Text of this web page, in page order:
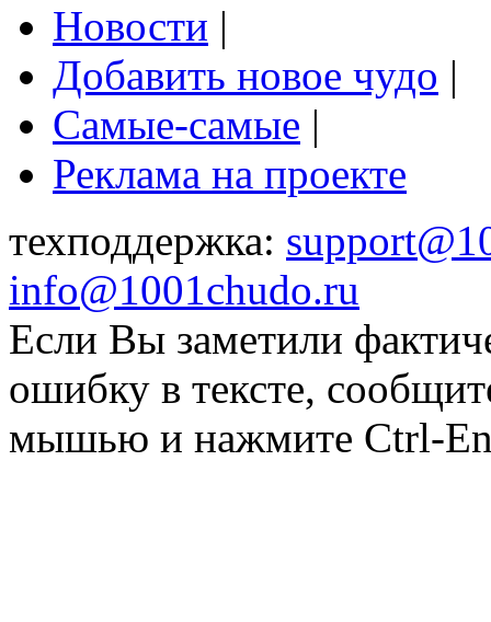
Новости |
Добавить новое чудо |
Самые-самые |
Реклама на проекте
техподдержка:
info@1001chudo.ru
Если Вы заметили
ошибку в тексте,
мышью и нажмите Ctrl-